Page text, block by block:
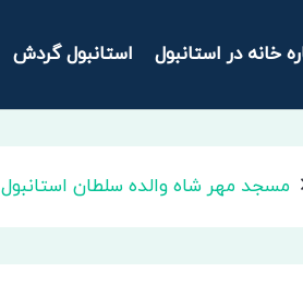
خانه در استانبول استانبول گردش
مسجد مهر شاه والده سلطان استانبول